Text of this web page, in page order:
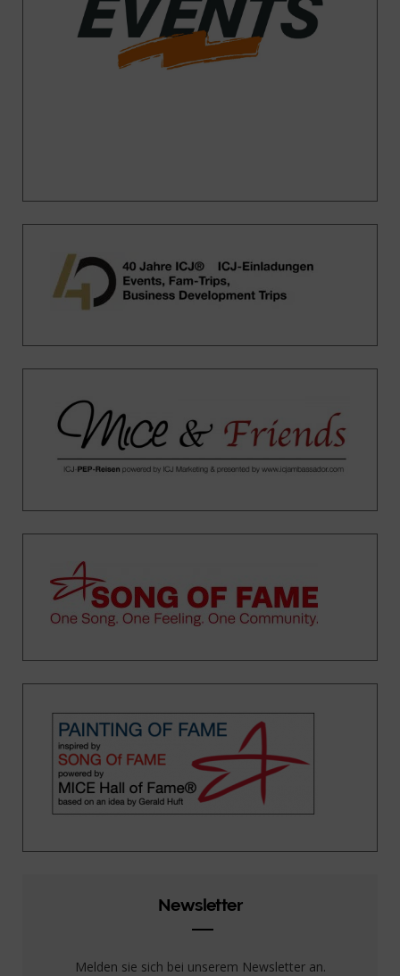
Newsletter
Melden sie sich bei unserem Newsletter an.